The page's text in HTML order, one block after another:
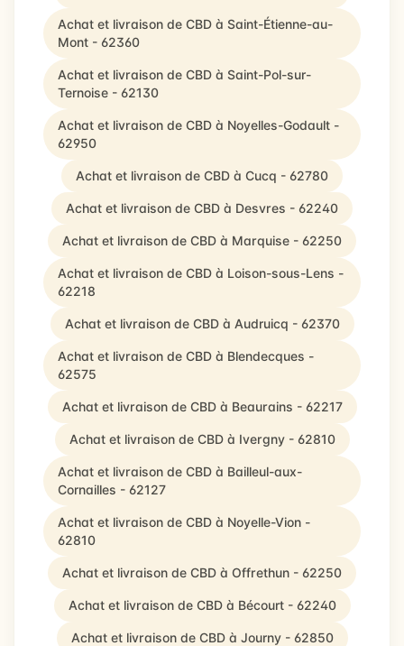
Achat et livraison de CBD à Saint-Étienne-au-
Mont - 62360
Achat et livraison de CBD à Saint-Pol-sur-
Ternoise - 62130
Achat et livraison de CBD à Noyelles-Godault -
62950
Achat et livraison de CBD à Cucq - 62780
Achat et livraison de CBD à Desvres - 62240
Achat et livraison de CBD à Marquise - 62250
Achat et livraison de CBD à Loison-sous-Lens -
62218
Achat et livraison de CBD à Audruicq - 62370
Achat et livraison de CBD à Blendecques -
62575
Achat et livraison de CBD à Beaurains - 62217
Achat et livraison de CBD à Ivergny - 62810
Achat et livraison de CBD à Bailleul-aux-
Cornailles - 62127
Achat et livraison de CBD à Noyelle-Vion -
62810
Achat et livraison de CBD à Offrethun - 62250
Achat et livraison de CBD à Bécourt - 62240
Achat et livraison de CBD à Journy - 62850